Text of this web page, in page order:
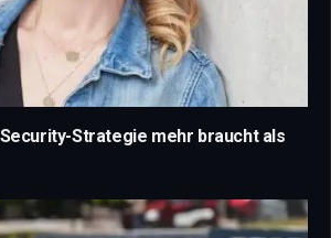
Strategie mehr braucht als